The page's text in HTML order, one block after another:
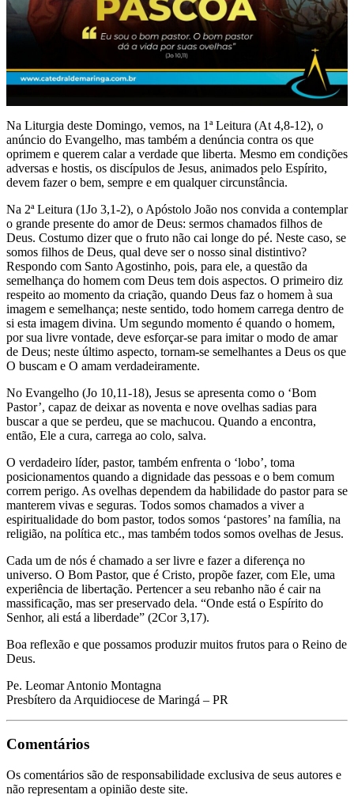
Na Liturgia deste Domingo, vemos, na 1ª Leitura (At 4,8-12), o
anúncio do Evangelho, mas também a denúncia contra os que
oprimem e querem calar a verdade que liberta. Mesmo em condições
adversas e hostis, os discípulos de Jesus, animados pelo Espírito,
devem fazer o bem, sempre e em qualquer circunstância.
Na 2ª Leitura (1Jo 3,1-2), o Apóstolo João nos convida a contemplar
o grande presente do amor de Deus: sermos chamados filhos de
Deus. Costumo dizer que o fruto não cai longe do pé. Neste caso, se
somos filhos de Deus, qual deve ser o nosso sinal distintivo?
Respondo com Santo Agostinho, pois, para ele, a questão da
semelhança do homem com Deus tem dois aspectos. O primeiro diz
respeito ao momento da criação, quando Deus faz o homem à sua
imagem e semelhança; neste sentido, todo homem carrega dentro de
si esta imagem divina. Um segundo momento é quando o homem,
por sua livre vontade, deve esforçar-se para imitar o modo de amar
de Deus; neste último aspecto, tornam-se semelhantes a Deus os que
O buscam e O amam verdadeiramente.
No Evangelho (Jo 10,11-18), Jesus se apresenta como o ‘Bom
Pastor’, capaz de deixar as noventa e nove ovelhas sadias para
buscar a que se perdeu, que se machucou. Quando a encontra,
então, Ele a cura, carrega ao colo, salva.
O verdadeiro líder, pastor, também enfrenta o ‘lobo’, toma
posicionamentos quando a dignidade das pessoas e o bem comum
correm perigo. As ovelhas dependem da habilidade do pastor para se
manterem vivas e seguras. Todos somos chamados a viver a
espiritualidade do bom pastor, todos somos ‘pastores’ na família, na
religião, na política etc., mas também todos somos ovelhas de Jesus.
Cada um de nós é chamado a ser livre e fazer a diferença no
universo. O Bom Pastor, que é Cristo, propõe fazer, com Ele, uma
experiência de libertação. Pertencer a seu rebanho não é cair na
massificação, mas ser preservado dela. “Onde está o Espírito do
Senhor, ali está a liberdade” (2Cor 3,17).
Boa reflexão e que possamos produzir muitos frutos para o Reino de
Deus.
Pe. Leomar Antonio Montagna
Presbítero da Arquidiocese de Maringá – PR
Comentários
Os comentários são de responsabilidade exclusiva de seus autores e
não representam a opinião deste site.